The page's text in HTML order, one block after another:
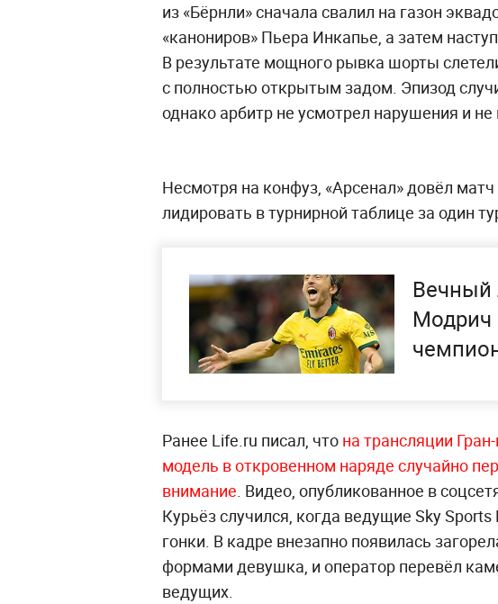
из «Бёрнли» сначала свалил на газон
«канониров» Пьера Инкапье, а затем
В результате мощного рывка шорты
с полностью открытым задом. Эпизод
однако арбитр не усмотрел нарушения и не
Несмотря на конфуз, «Арсенал» довёл
лидировать в турнирной таблице за один
Вечный
Модрич
Ранее Life.ru писал, что на трансляции
модель в откровенном наряде случайно
внимание. Видео, опубликованное в
Курьёз случился, когда ведущие Sky
гонки. В кадре внезапно появилась
формами девушка, и оператор перевёл
ведущих.